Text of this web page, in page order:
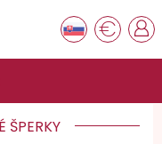
€
ŠPERKY